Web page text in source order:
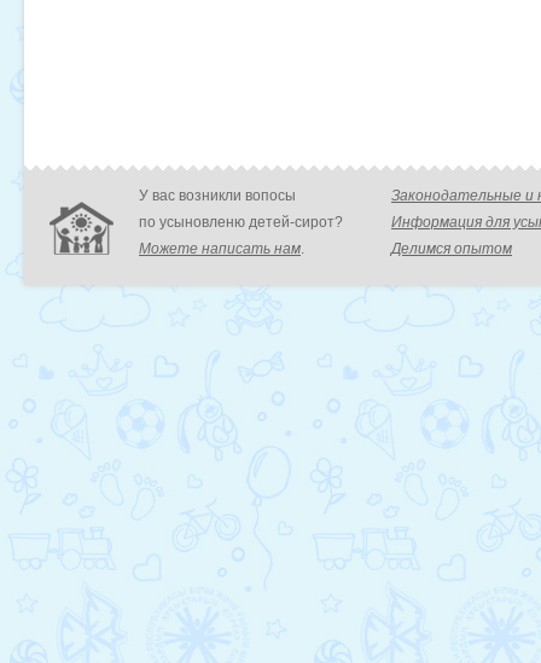
У вас возникли вопосы
по усыновленю детей-сирот?
Можете написать нам.
Законодательные
Информация для
Делимся опытом